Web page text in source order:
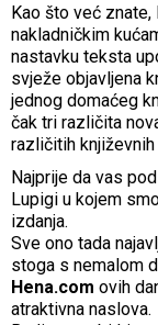
Kao što već
nakladničkim
nastavku teksta
svježe objavljena
jednog domaćeg
čak tri različita
različitih književnih
Najprije da vas
Lupigi u kojem
izdanja.
Sve ono tada
stoga s nemalom
Hena.com ovih
atraktivna naslova.